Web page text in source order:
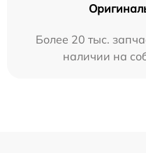
Более 20 тыс.
наличии на